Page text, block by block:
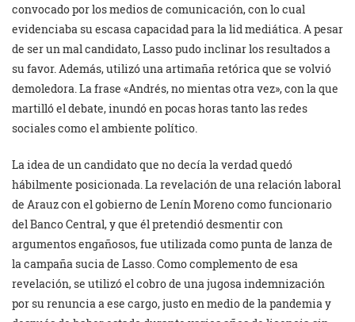
convocado por los medios de comunicación, con lo cual
evidenciaba su escasa capacidad para la lid mediática. A pesar
de ser un mal candidato, Lasso pudo inclinar los resultados a
su favor. Además, utilizó una artimaña retórica que se volvió
demoledora. La frase «Andrés, no mientas otra vez», con la que
martilló el debate, inundó en pocas horas tanto las redes
sociales como el ambiente político.
La idea de un candidato que no decía la verdad quedó
hábilmente posicionada. La revelación de una relación laboral
de Arauz con el gobierno de Lenín Moreno como funcionario
del Banco Central, y que él pretendió desmentir con
argumentos engañosos, fue utilizada como punta de lanza de
la campaña sucia de Lasso. Como complemento de esa
revelación, se utilizó el cobro de una jugosa indemnización
por su renuncia a ese cargo, justo en medio de la pandemia y